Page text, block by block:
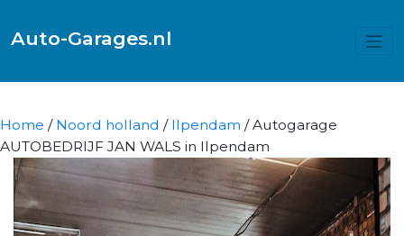
Auto-Garages.nl
Home / Noord holland / Ilpendam / Autogarage
AUTOBEDRIJF JAN WALS in Ilpendam